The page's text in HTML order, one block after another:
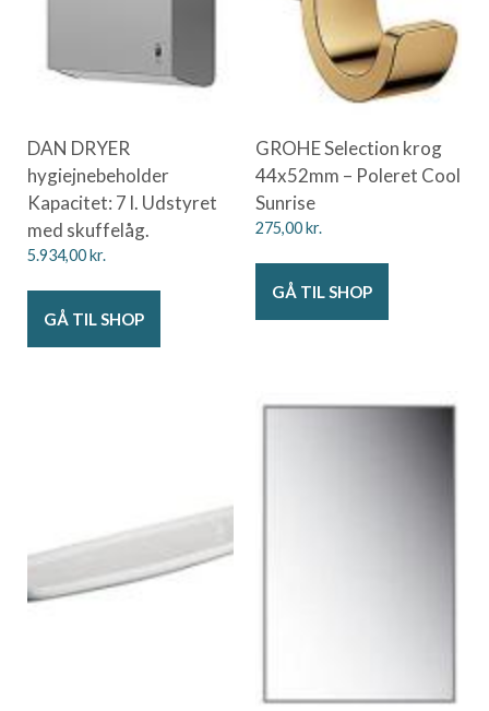
DAN DRYER
hygiejnebeholder
Kapacitet: 7 l. Udstyret
med skuffelåg.
5.934,00kr.
GÅ TIL SHOP
GROHE Selection krog
44x52mm – Poleret Cool
Sunrise
275,00kr.
GÅ TIL SHOP